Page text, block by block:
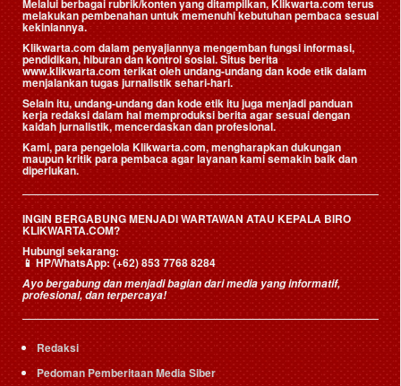
Melalui berbagai rubrik/konten yang ditampilkan, Klikwarta.com terus
melakukan pembenahan untuk memenuhi kebutuhan pembaca sesuai
kekiniannya.
Klikwarta.com dalam penyajiannya mengemban fungsi informasi,
pendidikan, hiburan dan kontrol sosial. Situs berita
www.klikwarta.com terikat oleh undang-undang dan kode etik dalam
menjalankan tugas jurnalistik sehari-hari.
Selain itu, undang-undang dan kode etik itu juga menjadi panduan
kerja redaksi dalam hal memproduksi berita agar sesuai dengan
kaidah jurnalistik, mencerdaskan dan profesional.
Kami, para pengelola Klikwarta.com, mengharapkan dukungan
maupun kritik para pembaca agar layanan kami semakin baik dan
diperlukan.
INGIN BERGABUNG MENJADI WARTAWAN ATAU KEPALA BIRO
KLIKWARTA.COM?
Hubungi sekarang:
📱HP/WhatsApp:(+62) 853 7768 8284
Ayo bergabung dan menjadi bagian dari media yang informatif,
profesional, dan terpercaya!
Redaksi
Pedoman Pemberitaan Media Siber